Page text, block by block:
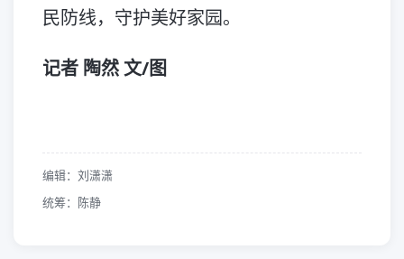
民防线，守护美好家园。
记者 陶然 文/图
编辑：刘潇潇
统筹：陈静